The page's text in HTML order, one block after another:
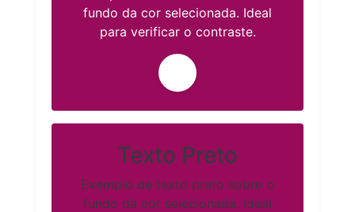
fundo da cor selecionada. Ideal
para verificar o contraste.
Texto Preto
Exemplo de texto preto sobre o
fundo da cor selecionada. Ideal